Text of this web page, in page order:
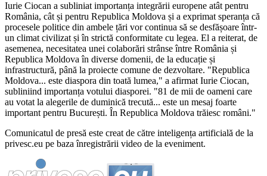
Iurie Ciocan a subliniat importanța integrării europene atât pentru
România, cât și pentru Republica Moldova și a exprimat speranța că
procesele politice din ambele țări vor continua să se desfășoare într-
un climat civilizat și în strictă conformitate cu legea. El a reiterat, de
asemenea, necesitatea unei colaborări strânse între România și
Republica Moldova în diverse domenii, de la educație și
infrastructură, până la proiecte comune de dezvoltare. "Republica
Moldova... este diaspora din toată lumea," a afirmat Iurie Ciocan,
subliniind importanța votului diasporei. "81 de mii de oameni care
au votat la alegerile de duminică trecută... este un mesaj foarte
important pentru București. În Republica Moldova trăiesc români."
Comunicatul de presă este creat de către inteligența artificială de la
privesc.eu pe baza înregistrării video de la eveniment.